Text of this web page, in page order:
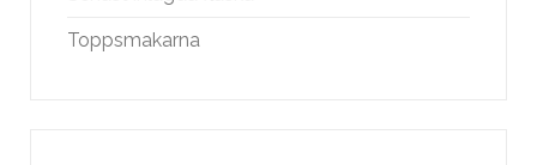
Toppsmakarna